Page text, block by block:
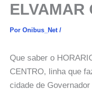
ELVAMAR
Por Onibus_Net /
Que saber o
CENTRO, linha que
cidade de